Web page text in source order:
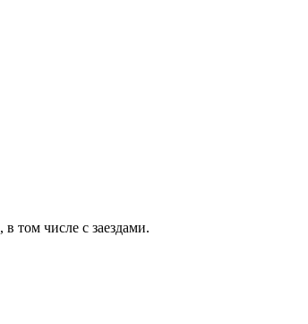
том числе с заездами.